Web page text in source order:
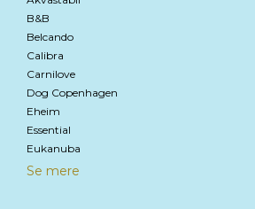
B&B
Belcando
Calibra
Carnilove
Dog Copenhagen
Eheim
Essential
Eukanuba
Se mere